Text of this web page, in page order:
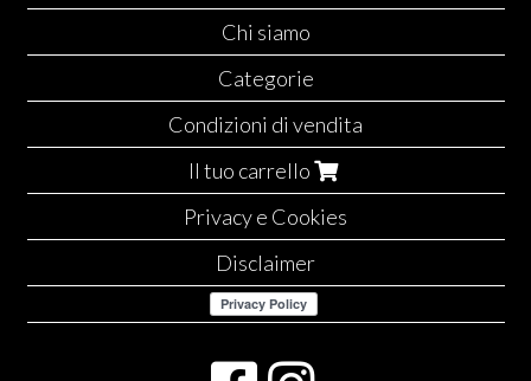
Chi siamo
Categorie
Condizioni di vendita
Il tuo carrello
Privacy e Cookies
Disclaimer